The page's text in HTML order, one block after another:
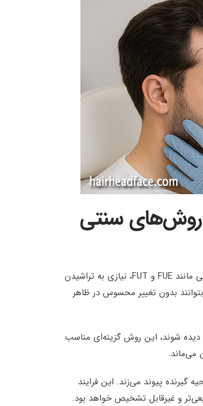
روش‌های سنتی
کاشت مو بدون تراشیدن سر روشی نوین در پیوند مو است که برخلاف روش‌های سنتی مانند FUE و FUT، نیازی به تراشیدن
بدون تغییر محسوس در ظاهر
دیده شوند، این روش گزینه‌ای مناسب
می‌ماند.
گیرنده پیوند می‌زند. این فرایند
و غیرقابل تشخیص خواهد بود.